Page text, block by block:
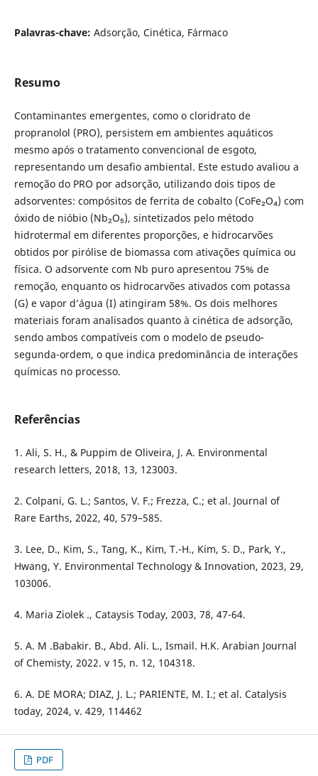
Palavras-chave: Adsorção, Cinética, Fármaco
Resumo
Contaminantes emergentes, como o cloridrato de
propranolol (PRO), persistem em ambientes aquáticos
mesmo após o tratamento convencional de esgoto,
representando um desafio ambiental. Este estudo avaliou a
remoção do PRO por adsorção, utilizando dois tipos de
adsorventes: compósitos de ferrita de cobalto (CoFe₂O₄) com
óxido de nióbio (Nb₂O₅), sintetizados pelo método
hidrotermal em diferentes proporções, e hidrocarvões
obtidos por pirólise de biomassa com ativações química ou
física. O adsorvente com Nb puro apresentou 75% de
remoção, enquanto os hidrocarvões ativados com potassa
(G) e vapor d’água (I) atingiram 58%. Os dois melhores
materiais foram analisados quanto à cinética de adsorção,
sendo ambos compatíveis com o modelo de pseudo-
segunda-ordem, o que indica predominância de interações
químicas no processo.
Referências
1. Ali, S. H., & Puppim de Oliveira, J. A. Environmental
research letters, 2018, 13, 123003.
2. Colpani, G. L.; Santos, V. F.; Frezza, C.; et al. Journal of
Rare Earths, 2022, 40, 579–585.
3. Lee, D., Kim, S., Tang, K., Kim, T.-H., Kim, S. D., Park, Y.,
Hwang, Y. Environmental Technology & Innovation, 2023, 29,
103006.
4. Maria Ziolek ., Cataysis Today, 2003, 78, 47-64.
5. A. M .Babakir. B., Abd. Ali. L., Ismail. H.K. Arabian Journal
of Chemisty, 2022. v 15, n. 12, 104318.
6. A. DE MORA; DIAZ, J. L.; PARIENTE, M. I.; et al. Catalysis
today, 2024, v. 429, 114462
PDF